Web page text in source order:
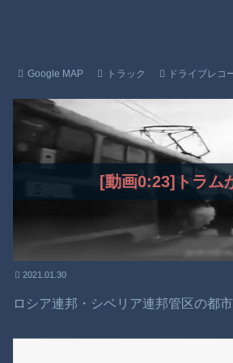
Google MAP トラック ドライブレコ
[動画0:23]トラム
2021.01.30
ロシア連邦・シベリア連邦管区の都